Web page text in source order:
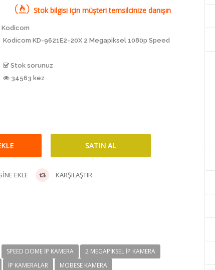
Stok bilgisi için müşteri temsilcinize danışın
Kodicom
Kodicom KD-9621E2-20X 2 Megapiksel 1080p Speed
Stok sorunuz
34563 kez
EKLE KARŞILAŞTIR
SPEED DOME IP KAMERA
2 MEGAPIKSEL IP KAMERA
IP KAMERALAR MOBESE KAMERA